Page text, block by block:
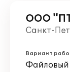
ООО
Санкт-
Вариант
Файловый